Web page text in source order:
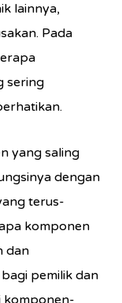
lainnya,
Pada
sering
yang saling
dengan
terus-
komponen
dan
pemilik dan
komponen-